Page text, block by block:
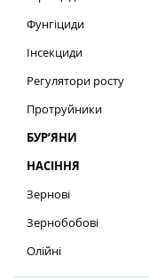
Фунгіциди
Інсекциди
Регулятори росту
Протруйники
БУР’ЯНИ
НАСІННЯ
Зернові
Зернобобові
Олійні